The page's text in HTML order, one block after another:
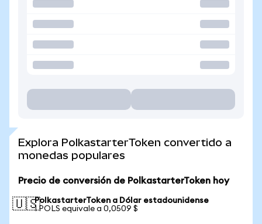
Explora PolkastarterToken convertido a
monedas populares
Precio de conversión de PolkastarterToken hoy
🇺🇸PolkastarterToken a Dólar estadounidense
1 POLS equivale a 0,0509 $